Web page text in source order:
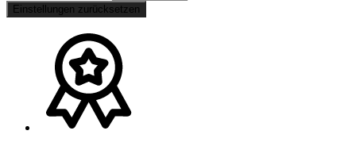
Einstellungen zurücksetzen